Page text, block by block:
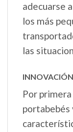
adecuarse
los más
las
Por
portabebés